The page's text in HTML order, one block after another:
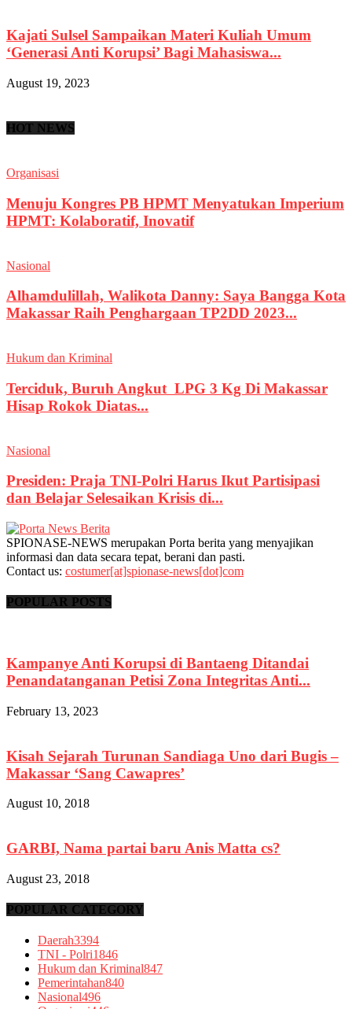
Kajati Sulsel Sampaikan Materi Kuliah Umum
‘Generasi Anti Korupsi’ Bagi Mahasiswa...
August 19, 2023
HOT NEWS
Organisasi
Menuju Kongres PB HPMT Menyatukan Imperium
HPMT: Kolaboratif, Inovatif
Nasional
Alhamdulillah, Walikota Danny: Saya Bangga Kota
Makassar Raih Penghargaan TP2DD 2023...
Hukum dan Kriminal
Terciduk, Buruh Angkut LPG 3 Kg Di Makassar
Hisap Rokok Diatas...
Nasional
Presiden: Praja TNI-Polri Harus Ikut Partisipasi
dan Belajar Selesaikan Krisis di...
SPIONASE-NEWS merupakan Porta berita yang menyajikan
informasi dan data secara tepat, berani dan pasti.
Contact us: costumer[at]spionase-news[dot]com
POPULAR POSTS
Kampanye Anti Korupsi di Bantaeng Ditandai
Penandatanganan Petisi Zona Integritas Anti...
February 13, 2023
Kisah Sejarah Turunan Sandiaga Uno dari Bugis –
Makassar ‘Sang Cawapres’
August 10, 2018
GARBI, Nama partai baru Anis Matta cs?
August 23, 2018
POPULAR CATEGORY
Daerah3394
TNI - Polri1846
Hukum dan Kriminal847
Pemerintahan840
Nasional496